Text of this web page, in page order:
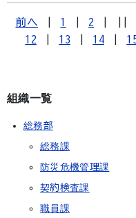
前へ 1 2
12
13 14
組織一覧
総務部
総務課
防災危機管理課
契約検査課
職員課